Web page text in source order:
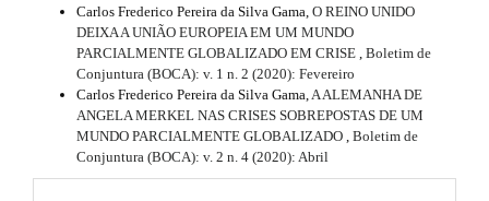
Carlos Frederico Pereira da Silva Gama, O REINO UNIDO
DEIXA A UNIÃO EUROPEIA EM UM MUNDO
PARCIALMENTE GLOBALIZADO EM CRISE Boletim de
Conjuntura (BOCA): v. 1 n. 2 (2020): Fevereiro
Carlos Frederico Pereira da Silva Gama, A ALEMANHA DE
ANGELA MERKEL NAS CRISES SOBREPOSTAS DE UM
MUNDO PARCIALMENTE GLOBALIZADO Boletim de
Conjuntura (BOCA): v. 2 n. 4 (2020): Abril